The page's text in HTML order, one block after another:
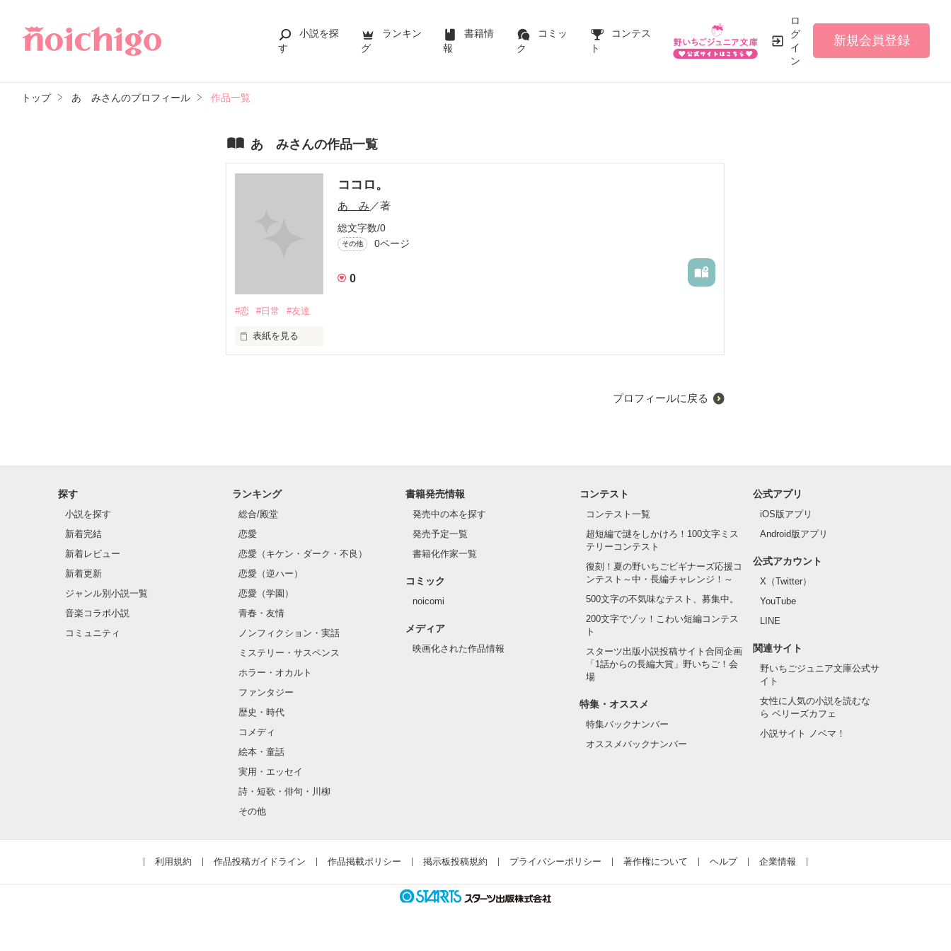
小説を探
す
ランキン
グ
書籍情
報
コミッ
ク
コンテス
ト
ロ
グ
イ
ン
新規会員登録
トップ あ みさんのプロフィール 作品一覧
あ みさんの作品一覧
ココロ。
あ み ／著
総文字数/0
その他 0ページ
0
#恋 #日常 #友達
表紙を見る
プロフィールに戻る
探す
小説を探す
新着完結
新着レビュー
新着更新
ジャンル別小説一覧
音楽コラボ小説
コミュニティ
ランキング
総合/殿堂
恋愛
恋愛（キケン・ダーク・不良）
恋愛（逆ハー）
恋愛（学園）
青春・友情
ノンフィクション・実話
ミステリー・サスペンス
ホラー・オカルト
ファンタジー
歴史・時代
コメディ
絵本・童話
実用・エッセイ
詩・短歌・俳句・川柳
その他
書籍発売情報
発売中の本を探す
発売予定一覧
書籍化作家一覧
コミック
noicomi
メディア
映画化された作品情報
コンテスト
コンテスト一覧
超短編で謎をしかけろ！100文字ミス
テリーコンテスト
復刻！夏の野いちごビギナーズ応援コ
ンテスト～中・長編チャレンジ！～
500文字の不気味なテスト、募集中。
200文字でゾッ！こわい短編コンテス
ト
スターツ出版小説投稿サイト合同企画
「1話からの長編大賞」野いちご！会
場
特集・オススメ
特集バックナンバー
オススメバックナンバー
公式アプリ
iOS版アプリ
Android版アプリ
公式アカウント
X（Twitter）
YouTube
LINE
関連サイト
野いちごジュニア文庫公式サ
イト
女性に人気の小説を読むな
ら ベリーズカフェ
小説サイト ノベマ！
利用規約 作品投稿ガイドライン 作品掲載ポリシー 掲示板投稿規約 プライバシーポリシー 著作権について ヘルプ 企業情報